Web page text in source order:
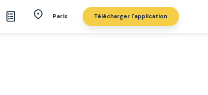
Paris Télécharger l'application